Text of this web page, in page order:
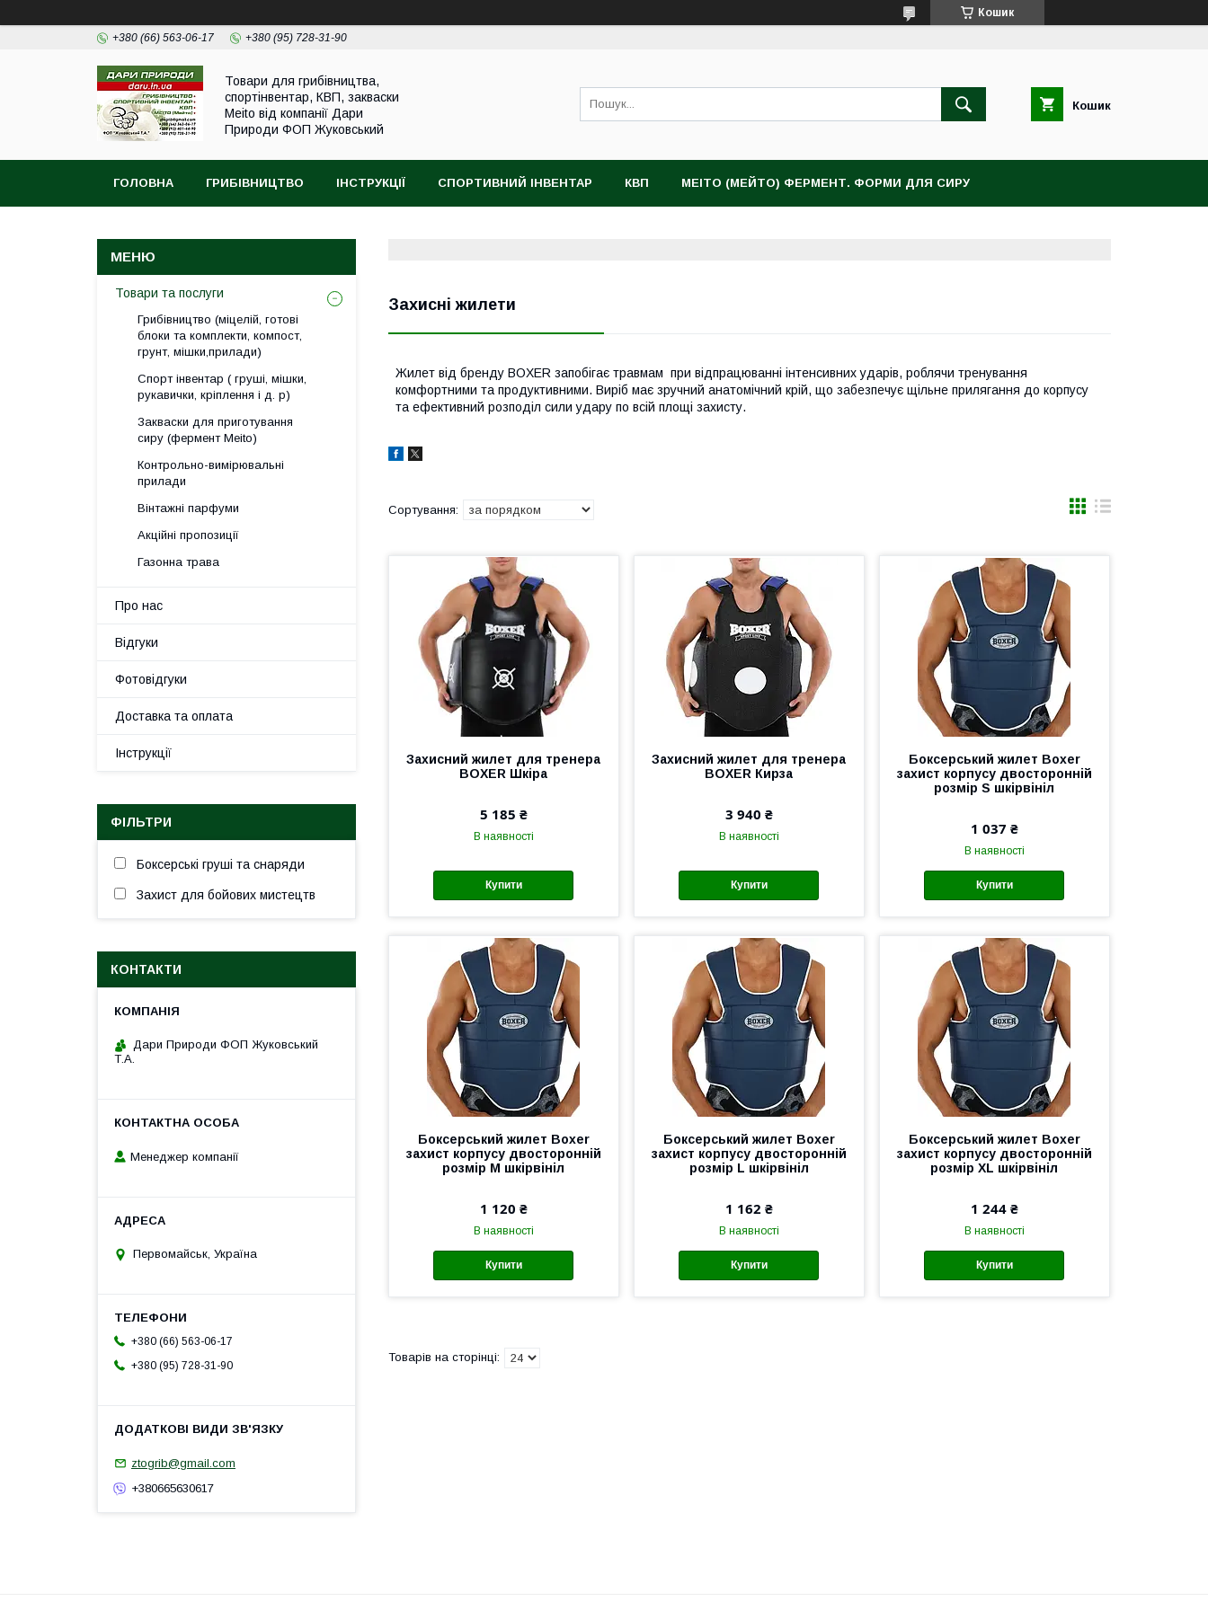
Кошик
+380 (66) 563-06-17 +380 (95) 728-31-90
Товари для грибівництва,
спортінвентар, КВП, закваски
Meito від компанії Дари
Природи ФОП Жуковський
Кошик
ГОЛОВНА ГРИБІВНИЦТВО ІНСТРУКЦІЇ СПОРТИВНИЙ ІНВЕНТАР КВП MEITO (МЕЙТО) ФЕРМЕНТ. ФОРМИ ДЛЯ СИРУ
Захисні жилети
Жилет від бренду BOXER запобігає травмам при відпрацюванні інтенсивних ударів, роблячи тренування
комфортними та продуктивними. Виріб має зручний анатомічний крій, що забезпечує щільне прилягання до корпусу
та ефективний розподіл сили удару по всій площі захисту.
Захисний жилет для тренера
BOXER Шкіра
5 185 ₴
В наявності
Купити
Захисний жилет для тренера
BOXER Кирза
3 940 ₴
В наявності
Купити
Боксерський жилет Boxer
захист корпусу двосторонній
розмір S шкірвініл
1 037 ₴
В наявності
Купити
Боксерський жилет Boxer
захист корпусу двосторонній
розмір M шкірвініл
1 120 ₴
В наявності
Купити
Боксерський жилет Boxer
захист корпусу двосторонній
розмір L шкірвініл
1 162 ₴
В наявності
Купити
Боксерський жилет Boxer
захист корпусу двосторонній
розмір XL шкірвініл
1 244 ₴
В наявності
Купити
Товари та послуги
Грибівництво (міцелій, готові
блоки та комплекти, компост,
грунт, мішки,прилади)
Спорт інвентар ( груші, мішки,
рукавички, кріплення і д. р)
Закваски для приготування
сиру (фермент Meito)
Контрольно-вимірювальні
прилади
Вінтажні парфуми
Акційні пропозиції
Газонна трава
Про нас
Відгуки
Фотовідгуки
Доставка та оплата
Інструкції
ФІЛЬТРИ
Боксерські груші та снаряди
Захист для бойових мистецтв
КОНТАКТИ
Дари Природи ФОП Жуковський
Т.А.
Менеджер компанії
Первомайськ, Україна
+380 (66) 563-06-17
+380 (95) 728-31-90
ztogrib@gmail.com
+380665630617